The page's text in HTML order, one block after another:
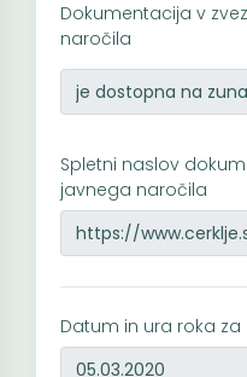
Dokumentacija v
naročila
Spletni naslov
javnega naročila
Datum in ura roka